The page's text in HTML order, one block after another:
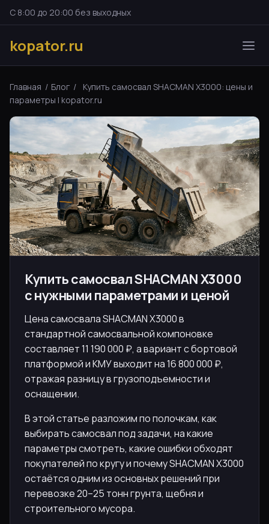
С 8:00 до 20:00 без выходных
kopator.ru
Главная / Блог /
Купить самосвал SHACMAN X3000: цены и
параметры | kopator.ru
Купить самосвал SHACMAN X3000
с нужными параметрами и ценой
Цена самосвала SHACMAN X3000 в
стандартной самосвальной компоновке
составляет 11 190 000 ₽, а вариант с бортовой
платформой и КМУ выходит на 16 800 000 ₽,
отражая разницу в грузоподъемности и
оснащении.
В этой статье разложим по полочкам, как
выбирать самосвал под задачи, на какие
параметры смотреть, какие ошибки обходят
покупателей по кругу и почему SHACMAN X3000
остаётся одним из основных решений при
перевозке 20–25 тонн грунта, щебня и
строительного мусора.